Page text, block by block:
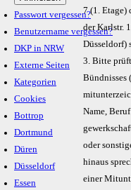
Passwort vergessen?
Benutzername vergessen?
DKP in NRW
Externe Seiten
Kategorien
Cookies
Bottrop
Dortmund
Düren
Düsseldorf
Essen
7 (1. Etage)
der Karlstr.
Düsseldorf)
3. Bitte
Bündnisses
Name,
oder
hinaus
einer